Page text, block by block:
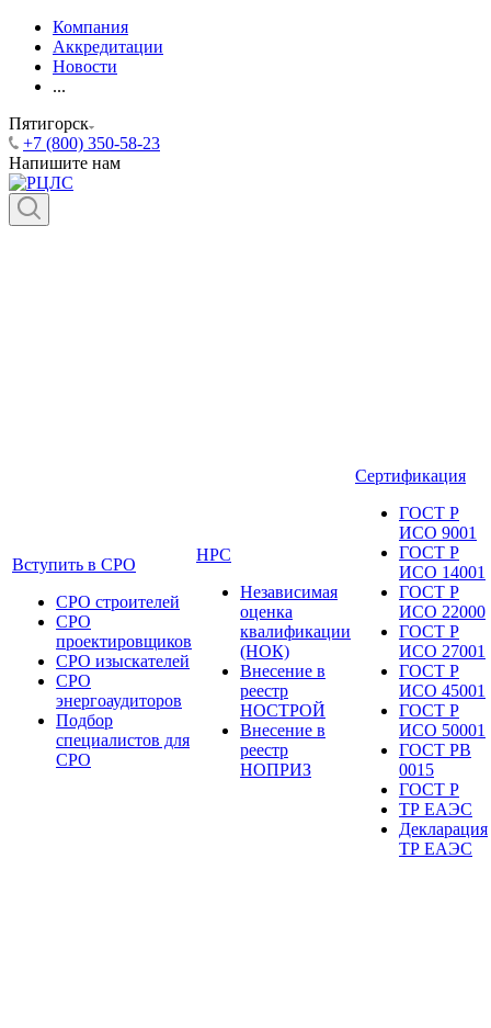
Компания
Аккредитации
Новости
...
Пятигорск
+7 (800) 350-58-23
Напишите нам
Вступить в СРО
СРО строителей
СРО
проектировщиков
СРО изыскателей
СРО
энергоаудиторов
Подбор
специалистов для
СРО
НРС
Независимая
оценка
квалификации
(НОК)
Внесение в
реестр
НОСТРОЙ
Внесение в
реестр
НОПРИЗ
Сертификация
ГОСТ Р
ИСО 9001
ГОСТ Р
ИСО 14001
ГОСТ Р
ИСО 22000
ГОСТ Р
ИСО 27001
ГОСТ Р
ИСО 45001
ГОСТ Р
ИСО 50001
ГОСТ РВ
0015
ГОСТ Р
ТР ЕАЭС
Декларация
ТР ЕАЭС